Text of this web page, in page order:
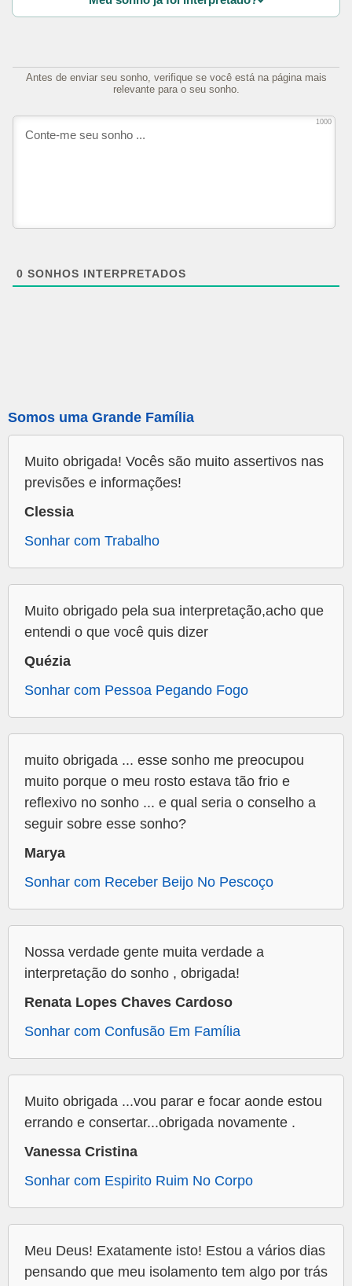
Antes de enviar seu sonho, verifique se você está na página mais
relevante para o seu sonho.
1000
0 SONHOS INTERPRETADOS
Somos uma Grande Família
Muito obrigada! Vocês são muito assertivos nas
previsões e informações!
Clessia
Sonhar com Trabalho
Muito obrigado pela sua interpretação,acho que
entendi o que você quis dizer
Quézia
Sonhar com Pessoa Pegando Fogo
muito obrigada ... esse sonho me preocupou
muito porque o meu rosto estava tão frio e
reflexivo no sonho ... e qual seria o conselho a
seguir sobre esse sonho?
Marya
Sonhar com Receber Beijo No Pescoço
Nossa verdade gente muita verdade a
interpretação do sonho , obrigada!
Renata Lopes Chaves Cardoso
Sonhar com Confusão Em Família
Muito obrigada ...vou parar e focar aonde estou
errando e consertar...obrigada novamente .
Vanessa Cristina
Sonhar com Espirito Ruim No Corpo
Meu Deus! Exatamente isto! Estou a vários dias
pensando que meu isolamento tem algo por trás